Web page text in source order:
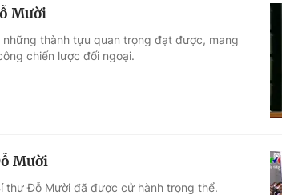
Mười
thành tựu quan trọng đạt được, mang
chiến lược đối ngoại.
Mười
thư Đỗ Mười đã được cử hành trọng thể.